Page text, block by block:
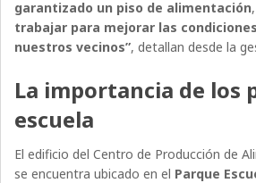
garantizado un piso de alimentación
trabajar para mejorar las
nuestros vecinos”, detallan desde la
La importancia de los
escuela
El edificio del Centro de Producción de
se encuentra ubicado en el Parque